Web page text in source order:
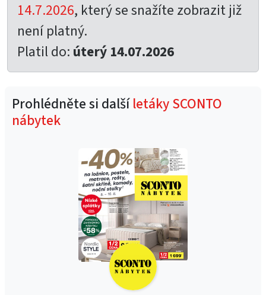
14.7.2026, který se snažíte zobrazit již
není platný.
Platil do: úterý 14.07.2026
Prohlédněte si dalšíletáky SCONTO
nábytek